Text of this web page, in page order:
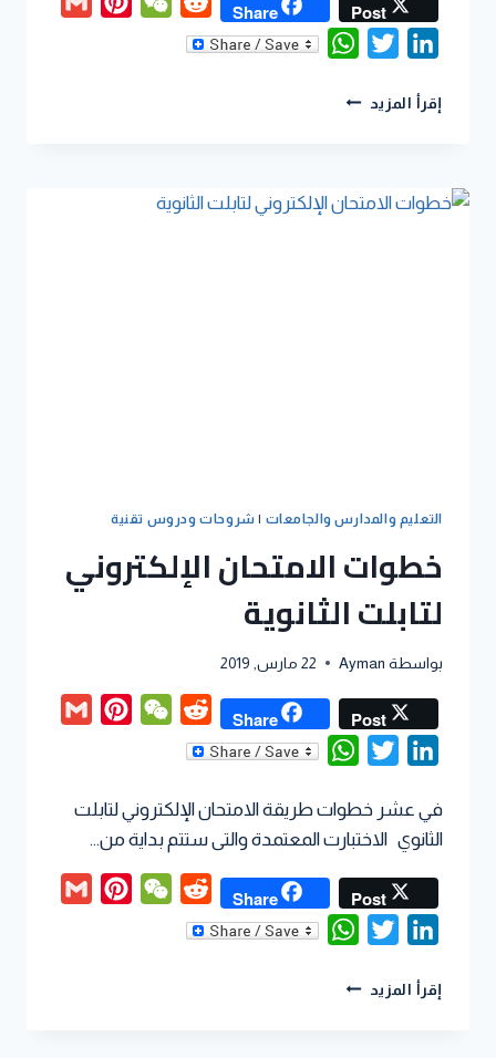
Post
Share
LinkedIn
Twitter
WhatsApp
إقرأ المزيد
التعليم والمدارس والجامعات | شروحات ودروس تقنية
خطوات الامتحان الإلكتروني
لتابلت الثانوية
بواسطة Ayman 22 مارس, 2019
Post
Share
Reddit
WeChat
Pinterest
LinkedIn
Twitter
WhatsApp
في عشر خطوات طريقة الامتحان الإلكتروني لتابلت
الثانوي الاختبارت المعتمدة والتى ستتم بداية من…
Post
Share
Reddit
WeChat
Pinterest
LinkedIn
Twitter
WhatsApp
إقرأ المزيد